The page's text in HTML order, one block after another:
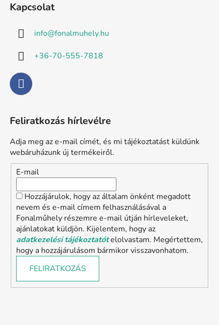
Kapcsolat
info@fonalmuhely.hu
+36-70-555-7818
Feliratkozás hírlevélre
Adja meg az e-mail címét, és mi tájékoztatást küldünk
webáruházunk új termékeiről.
E-mail
Hozzájárulok, hogy az általam önként megadott
nevem és e-mail címem felhasználásával a
Fonalműhely részemre e-mail útján hírleveleket,
ajánlatokat küldjön. Kijelentem, hogy az
adatkezelési tájékoztatótelolvastam. Megértettem,
hogy a hozzájárulásom bármikor visszavonhatom.
FELIRATKOZÁS